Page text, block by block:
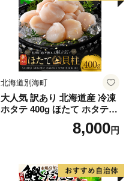
北海道別海町
大人気 訳あり 北海道産 冷凍
ホタテ 400g ほたて ホタテ
8,000円